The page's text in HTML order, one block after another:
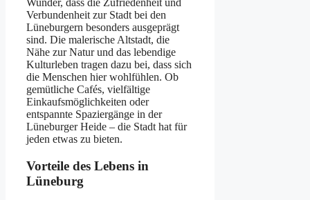
Verbundenheit zur Stadt bei den
Lüneburgern besonders ausgeprägt
sind. Die malerische Altstadt, die
Nähe zur Natur und das lebendige
Kulturleben tragen dazu bei, dass sich
die Menschen hier wohlfühlen. Ob
gemütliche Cafés, vielfältige
Einkaufsmöglichkeiten oder
entspannte Spaziergänge in der
Lüneburger Heide – die Stadt hat für
jeden etwas zu bieten.
Vorteile des Lebens in
Lüneburg